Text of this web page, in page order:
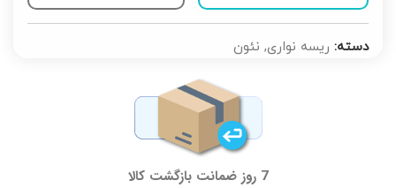
دسته: ریسه نواری, نئون
7 روز ضمانت بازگشت کالا